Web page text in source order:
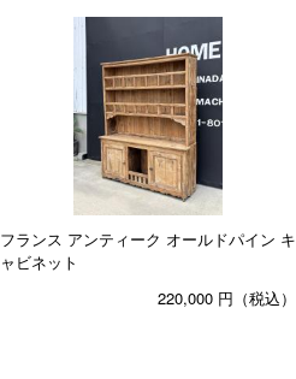
フランス アンティーク オールドパイン キ
ャビネット
220,000 円（税込）